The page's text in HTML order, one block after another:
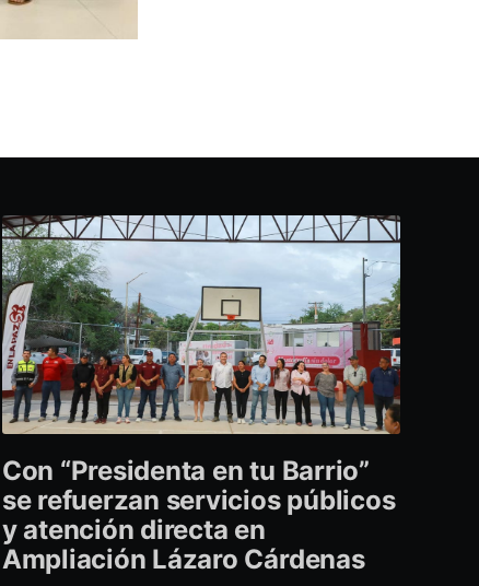
Con “Presidenta en tu Barrio”
se refuerzan servicios públicos
y atención directa en
Ampliación Lázaro Cárdenas